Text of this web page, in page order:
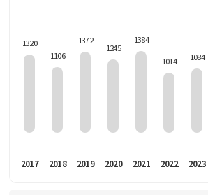
1320
2017
1106
2018
1372
2019
1245
2020
1384
2021
1014
2022
1084
2023